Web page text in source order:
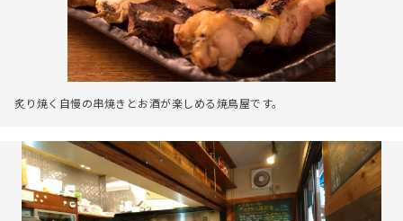
炙り焼く自慢の串焼きとお酒が楽しめる焼鳥屋です。